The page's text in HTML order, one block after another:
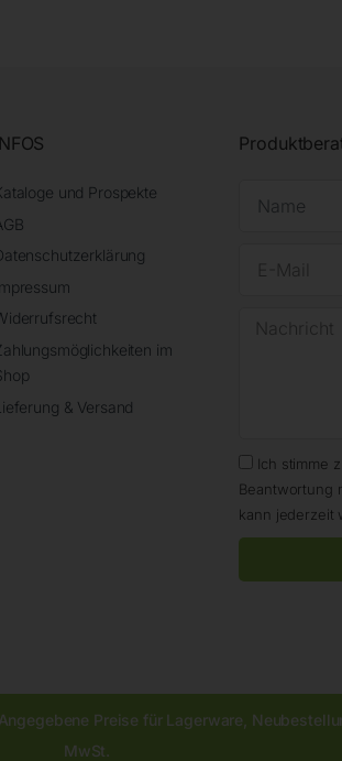
und Prospekte
im
& Versand
Ich stimme
Beantwortung
kann jederzeit
Preise für Lagerware,
MwSt.